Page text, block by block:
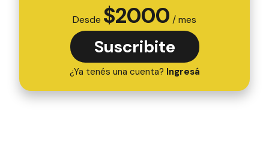
Desde $2000 / mes
Suscribite
¿Ya tenés una cuenta? Ingresá